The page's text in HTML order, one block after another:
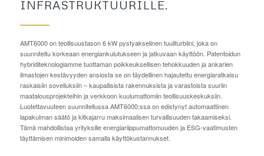
INFRASTRUKTUURILLE.
AMT6000 on teollisuustason 6 kW pystyakselinen tuuliturbiini, joka on
suunniteltu korkeaan energiankulutukseen ja jatkuvaan käyttöön. Patentoidun
hybriditeknologiamme tuottaman poikkeuksellisen tehokkuuden ja ankarien
ilmastojen kestävyyden ansiosta se on täydellinen hajautettu energiaratkaisu
raskaisiin sovelluksiin – kaupallisista rakennuksista ja varastoista suuriin
maatalousprojekteihin ja verkkoon kuulumattomiin teollisuuskeskuksiin.
Luotettavuuteen suunnitellussa AMT6000:ssa on edistynyt automaattinen
lapakulman säätö ja kitkajarru maksimaalisen turvallisuuden takaamiseksi.
Tämä mahdollistaa yrityksille energiariippumattomuuden ja ESG-vaatimusten
täyttämisen minimoiden samalla käyttökustannukset.